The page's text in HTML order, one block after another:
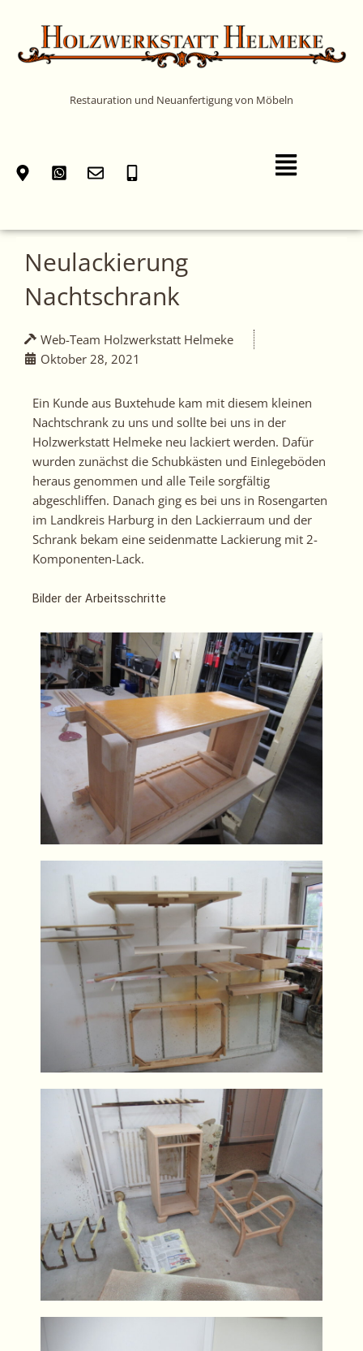
springen
Restauration und Neuanfertigung von Möbeln
Main
Menu
Neulackierung
Nachtschrank
Web-Team Holzwerkstatt Helmeke
Oktober 28, 2021
Ein Kunde aus Buxtehude kam mit diesem kleinen
Nachtschrank zu uns und sollte bei uns in der
Holzwerkstatt Helmeke neu lackiert werden. Dafür
wurden zunächst die Schubkästen und Einlegeböden
heraus genommen und alle Teile sorgfältig
abgeschliffen. Danach ging es bei uns in Rosengarten
im Landkreis Harburg in den Lackierraum und der
Schrank bekam eine seidenmatte Lackierung mit 2-
Komponenten-Lack.
Bilder der Arbeitsschritte